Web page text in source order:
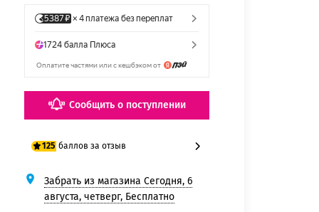
Сообщить о поступлении
125 баллов за отзыв
100 баллов
125 баллов
Забрать из магазина Сегодня, 6
августа, четверг, Бесплатно